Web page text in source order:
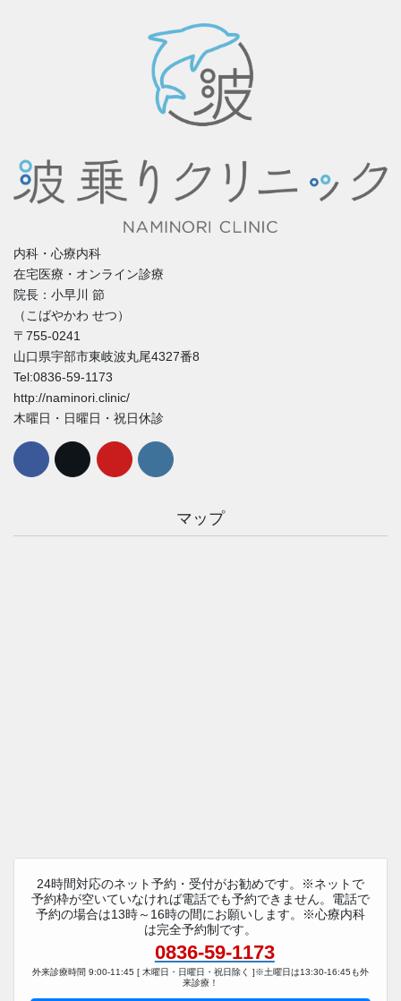
内科・心療内科
在宅医療・オンライン診療
院長：小早川 節
（こばやかわ せつ）
〒755-0241
山口県宇部市東岐波丸尾4327番8
Tel:0836-59-1173
http://naminori.clinic/
木曜日・日曜日・祝日休診
マップ
24時間対応のネット予約・受付がお勧めです。※ネットで
予約枠が空いていなければ電話でも予約できません。電話で
予約の場合は13時～16時の間にお願いします。※心療内科
は完全予約制です。
0836-59-1173
外来診療時間 9:00-11:45 [ 木曜日・日曜日・祝日除く ]※土曜日は13:30-16:45も外
来診療！